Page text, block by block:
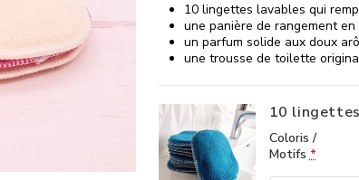
10 lingettes lavables qui
une panière de rangement
un parfum solide aux doux
une trousse de toilette
10
Coloris /
Motifs*